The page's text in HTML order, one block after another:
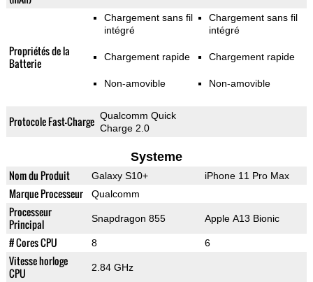
Propriétés de la
Batterie
Chargement sans fil
intégré
Chargement rapide
Non-amovible
Chargement sans fil
intégré
Chargement rapide
Non-amovible
Protocole Fast-Charge Qualcomm Quick
Charge 2.0
Systeme
Nom du Produit Galaxy S10+ iPhone 11 Pro Max
Marque Processeur Qualcomm
Processeur
Principal
Snapdragon 855 Apple A13 Bionic
# Cores CPU 8 6
Vitesse horloge
CPU
2.84 GHz